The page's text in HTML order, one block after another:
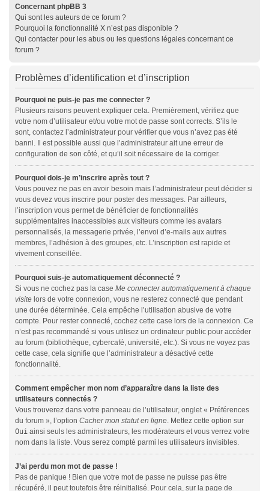
Concernant phpBB 3
Qui sont les auteurs de ce forum ?
Pourquoi la fonctionnalité X n’est pas disponible ?
Qui contacter pour les abus ou les questions légales concernant ce
forum ?
Problèmes d’identification et d’inscription
Pourquoi ne puis-je pas me connecter ?
Plusieurs raisons peuvent expliquer cela. Premièrement, vérifiez que
votre nom d’utilisateur et/ou votre mot de passe sont corrects. S’ils le
sont, contactez l’administrateur pour vérifier que vous n’avez pas été
banni. Il est possible aussi que l’administrateur ait une erreur de
configuration de son côté, et qu’il soit nécessaire de la corriger.
Pourquoi dois-je m’inscrire après tout ?
Vous pouvez ne pas en avoir besoin mais l’administrateur peut décider si
vous devez vous inscrire pour poster des messages. Par ailleurs,
l’inscription vous permet de bénéficier de fonctionnalités
supplémentaires inaccessibles aux visiteurs comme les avatars
personnalisés, la messagerie privée, l’envoi d’e-mails aux autres
membres, l’adhésion à des groupes, etc. L’inscription est rapide et
vivement conseillée.
Pourquoi suis-je automatiquement déconnecté ?
Si vous ne cochez pas la case Me connecter automatiquement à chaque
visite lors de votre connexion, vous ne resterez connecté que pendant
une durée déterminée. Cela empêche l’utilisation abusive de votre
compte. Pour rester connecté, cochez cette case lors de la connexion. Ce
n’est pas recommandé si vous utilisez un ordinateur public pour accéder
au forum (bibliothèque, cybercafé, université, etc.). Si vous ne voyez pas
cette case, cela signifie que l’administrateur a désactivé cette
fonctionnalité.
Comment empêcher mon nom d’apparaître dans la liste des
utilisateurs connectés ?
Vous trouverez dans votre panneau de l’utilisateur, onglet « Préférences
du forum », l’option Cacher mon statut en ligne. Mettez cette option sur
Oui ainsi seuls les administrateurs, les modérateurs et vous verrez votre
nom dans la liste. Vous serez compté parmi les utilisateurs invisibles.
J’ai perdu mon mot de passe !
Pas de panique ! Bien que votre mot de passe ne puisse pas être
récupéré, il peut toutefois être réinitialisé. Pour cela, sur la page de